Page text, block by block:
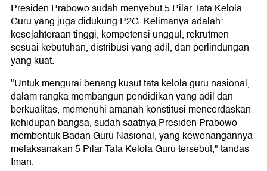
Presiden Prabowo sudah menyebut 5 Pilar Tata Kelola
Guru yang juga didukung P2G. Kelimanya adalah:
kesejahteraan tinggi, kompetensi unggul, rekrutmen
sesuai kebutuhan, distribusi yang adil, dan perlindungan
yang kuat.
"Untuk mengurai benang kusut tata kelola guru nasional,
dalam rangka membangun pendidikan yang adil dan
berkualitas, memenuhi amanah konstitusi mencerdaskan
kehidupan bangsa, sudah saatnya Presiden Prabowo
membentuk Badan Guru Nasional, yang kewenangannya
melaksanakan 5 Pilar Tata Kelola Guru tersebut," tandas
Iman.